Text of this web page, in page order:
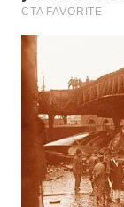
WAHANA
WAHANA
UMKM
WAHANA
SELEB